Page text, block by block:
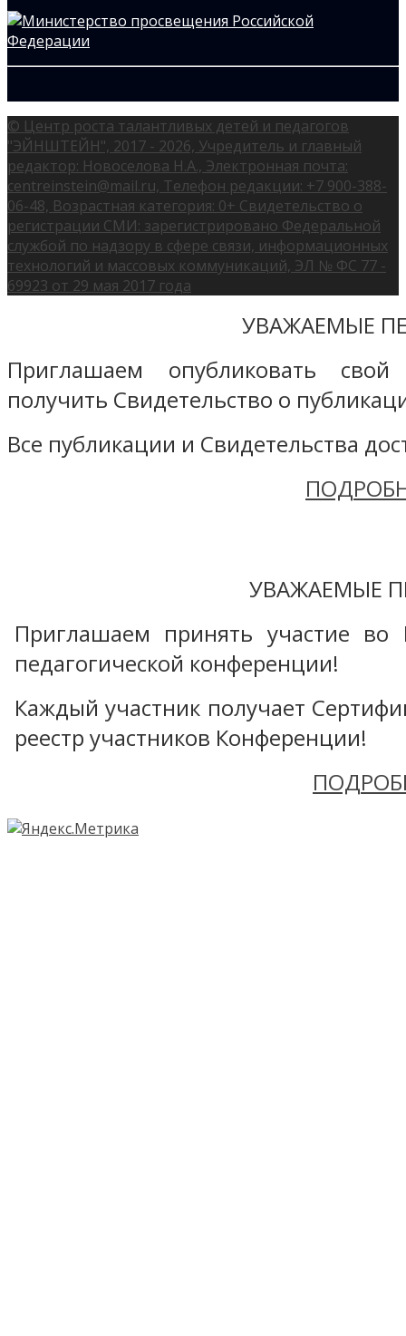
© Центр роста талантливых детей и педагогов
"ЭЙНШТЕЙН", 2017 - 2026, Учредитель и главный
редактор: Новоселова Н.А., Электронная почта:
centreinstein@mail.ru, Телефон редакции: +7 900-388-
06-48, Возрастная категория: 0+ Свидетельство о
регистрации СМИ: зарегистрировано Федеральной
службой по надзору в сфере связи, информационных
технологий и массовых коммуникаций, ЭЛ № ФС 77 -
69923 от 29 мая 2017 года
УВАЖАЕМЫЕ
Приглашаем опубликовать
получить Свидетельство о
Все публикации и Свидетельства
УВАЖАЕМЫЕ
Приглашаем принять участие во
педагогической конференции!
Каждый участник получает
реестр участников Конференции!